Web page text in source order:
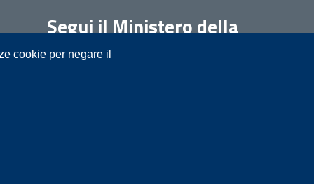
Segui il Ministero della
Giustizia su:
cookie per negare il